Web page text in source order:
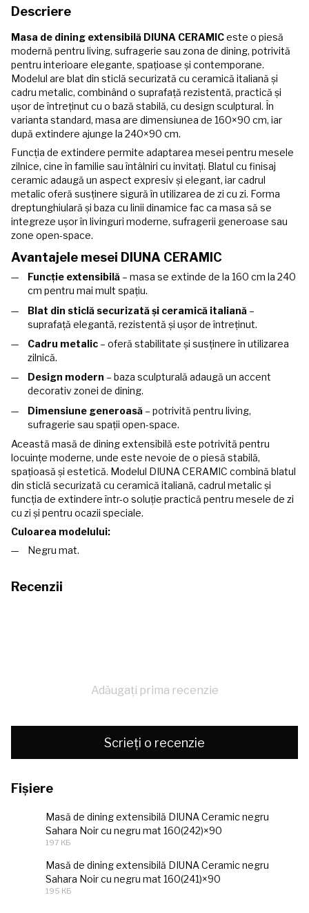
Descriere
Masa de dining extensibilă DIUNA CERAMICeste o piesă
modernă pentru living, sufragerie sau zona de dining, potrivită
pentru interioare elegante, spațioase și contemporane.
Modelul are blat din sticlă securizată cu ceramică italiană și
cadru metalic, combinând o suprafață rezistentă, practică și
ușor de întreținut cu o bază stabilă, cu design sculptural. În
varianta standard, masa are dimensiunea de 160×90 cm, iar
după extindere ajunge la 240×90 cm.
Funcția de extindere permite adaptarea mesei pentru mesele
zilnice, cine în familie sau întâlniri cu invitați. Blatul cu finisaj
ceramic adaugă un aspect expresiv și elegant, iar cadrul
metalic oferă susținere sigură în utilizarea de zi cu zi. Forma
dreptunghiulară și baza cu linii dinamice fac ca masa să se
integreze ușor în livinguri moderne, sufragerii generoase sau
zone open-space.
Avantajele mesei DIUNA CERAMIC
Funcție extensibilă – masa se extinde de la 160 cm la 240
cm pentru mai mult spațiu.
Blat din sticlă securizată și ceramică italiană –
suprafață elegantă, rezistentă și ușor de întreținut.
Cadru metalic – oferă stabilitate și susținere în utilizarea
zilnică.
Design modern – baza sculpturală adaugă un accent
decorativ zonei de dining.
Dimensiune generoasă – potrivită pentru living,
sufragerie sau spații open-space.
Această masă de dining extensibilă este potrivită pentru
locuințe moderne, unde este nevoie de o piesă stabilă,
spațioasă și estetică. Modelul DIUNA CERAMIC combină blatul
din sticlă securizată cu ceramică italiană, cadrul metalic și
funcția de extindere într-o soluție practică pentru mesele de zi
cu zi și pentru ocazii speciale.
Culoarea modelului:
Negru mat.
Recenzii
Adăugați prima recenzie
Scrieți o recenzie
Fișiere
Masă de dining extensibilă DIUNA Ceramic negru
Sahara Noir cu negru mat 160(242)×90
197 КБ
Masă de dining extensibilă DIUNA Ceramic negru
Sahara Noir cu negru mat 160(241)×90
195 КБ